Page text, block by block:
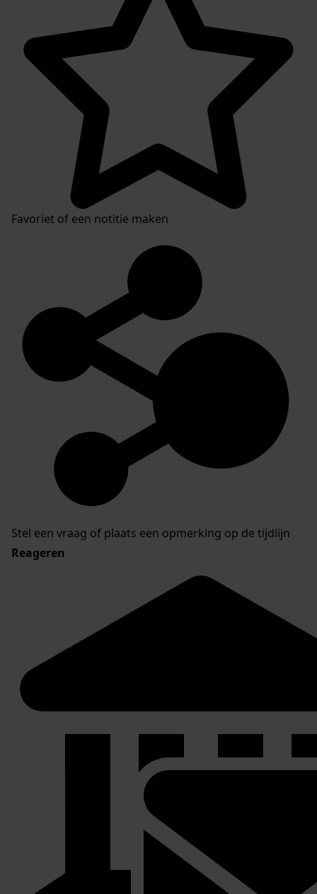
Favoriet of een notitie maken
Stel een vraag of plaats een opmerking op de tijdlijn
Reageren